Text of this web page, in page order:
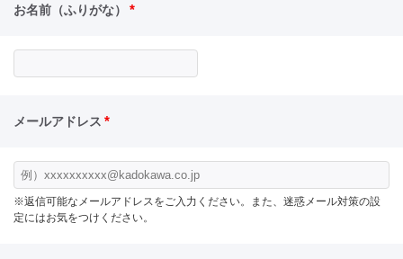
お名前（ふりがな） *
メールアドレス *
※返信可能なメールアドレスをご入力ください。また、迷惑メール対策の設
定にはお気をつけください。